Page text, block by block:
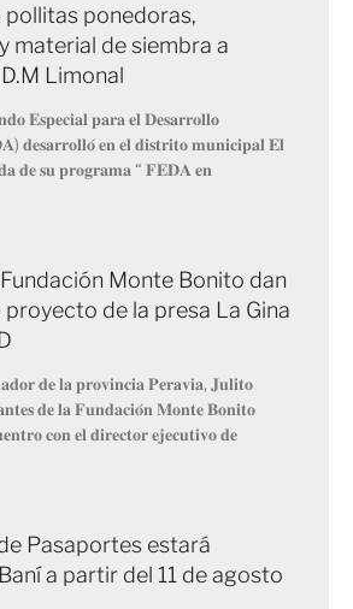
pollitas ponedoras,
material de siembra a
Limonal
𝐄𝐬𝐩𝐞𝐜𝐢𝐚𝐥 𝐩𝐚𝐫𝐚 𝐞𝐥 𝐃𝐞𝐬𝐚𝐫𝐫𝐨𝐥𝐥𝐨
𝐞𝐧 𝐞𝐥 𝐝𝐢𝐬𝐭𝐫𝐢𝐭𝐨 𝐦𝐮𝐧𝐢𝐜𝐢𝐩𝐚𝐥 𝐄𝐥
𝐝𝐞 𝐬𝐮 𝐩𝐫𝐨𝐠𝐫𝐚𝐦𝐚 “ 𝐅𝐄𝐃𝐀 𝐞𝐧
Monte Bonito dan
de la presa La Gina
𝐝𝐞 𝐥𝐚 𝐩𝐫𝐨𝐯𝐢𝐧𝐜𝐢𝐚 𝐏𝐞𝐫𝐚𝐯𝐢𝐚, 𝐉𝐮𝐥𝐢𝐭𝐨
𝐝𝐞 𝐥𝐚 𝐅𝐮𝐧𝐝𝐚𝐜𝐢𝐨́𝐧 𝐌𝐨𝐧𝐭𝐞 𝐁𝐨𝐧𝐢𝐭𝐨
𝐜𝐨𝐧 𝐞𝐥 𝐝𝐢𝐫𝐞𝐜𝐭𝐨𝐫 𝐞𝐣𝐞𝐜𝐮𝐭𝐢𝐯𝐨 𝐝𝐞
Pasaportes estará
a partir del 11 de agosto